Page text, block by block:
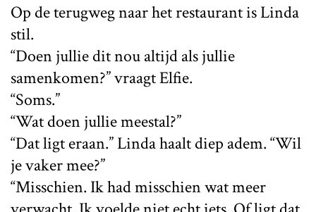
Op de terugweg naar het restaurant is Linda
stil.
“Doen jullie dit nou altijd als jullie
samenkomen?” vraagt Elfie.
“Soms.”
“Wat doen jullie meestal?”
“Dat ligt eraan.” Linda haalt diep adem. “Wil
je vaker mee?”
“Misschien. Ik had misschien wat meer